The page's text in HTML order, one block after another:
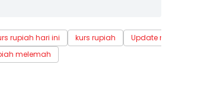
rupiah hari ini kurs rupiah
Update me
melemah